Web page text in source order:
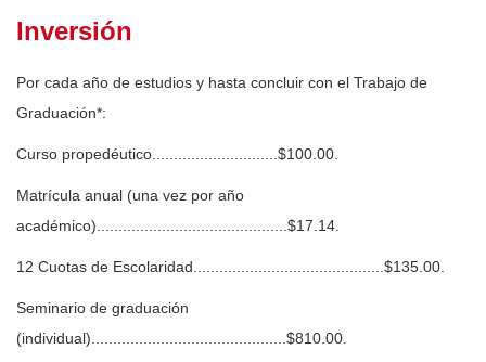
Inversión
Por cada año de estudios y hasta concluir con el Trabajo de
Graduación*:
Curso propedéutico.............................$100.00.
Matrícula anual (una vez por año
académico)............................................$17.14.
12 Cuotas de Escolaridad............................................$135.00.
Seminario de graduación
(individual).............................................$810.00.